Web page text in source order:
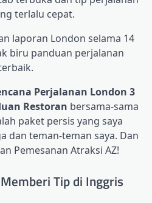
terlalu cepat.
laporan London selama 14
biru panduan perjalanan
Perjalanan London 3
Restoran bersama-sama
paket persis yang saya
dan teman-teman saya. Dan
Pemesanan Atraksi AZ!
Tip di Inggris